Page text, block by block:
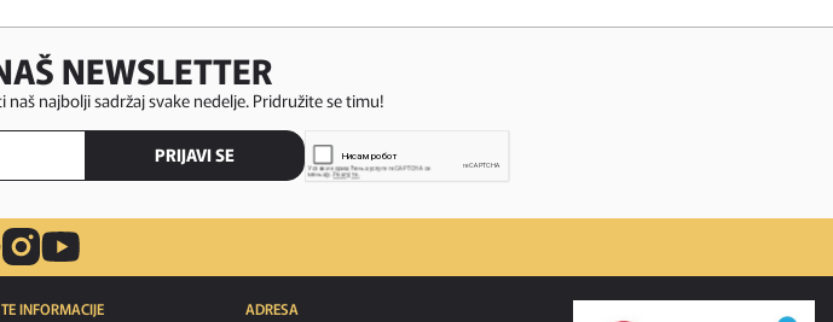
NEWSLETTER
najbolji sadržaj svake nedelje. Pridružite se timu!
PRIJAVI SE
INFORMACIJE ADRESA